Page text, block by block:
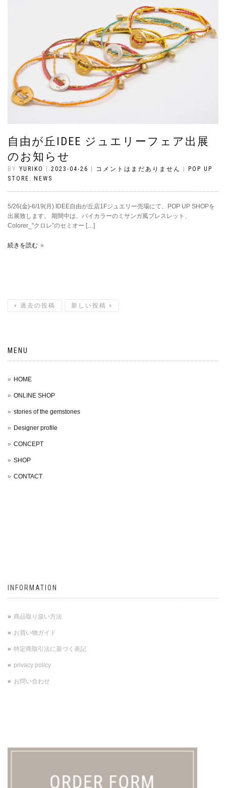
自由が丘IDEE ジュエリーフェア出展
のお知らせ
BY YURIKO 2023-04-26 コメントはまだありません
POP UP
STORE , NEWS
5/26(金)-6/19(月) IDEE自由が丘店1Fジュエリー売場にて、POP UP SHOPを
出展致します。 期間中は、バイカラーのミサンガ風ブレスレット、
Colorer_”クロレ”のセミオー […]
続きを読む
« 過去の投稿 新しい投稿 »
MENU
HOME
ONLINE SHOP
stories of the gemstones
Designer profile
CONCEPT
SHOP
CONTACT
INFORMATION
商品取り扱い方法
お買い物ガイド
特定商取引法に基づく表記
privacy policy
お問い合わせ